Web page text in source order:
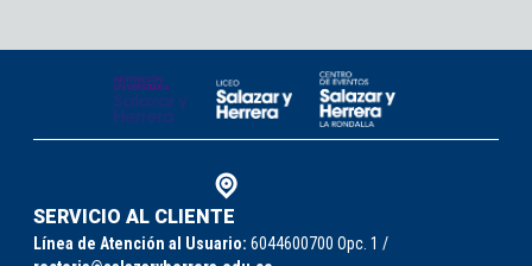
SERVICIO AL CLIENTE
Línea de Atención al Usuario: 6044600700 Opc. 1 /